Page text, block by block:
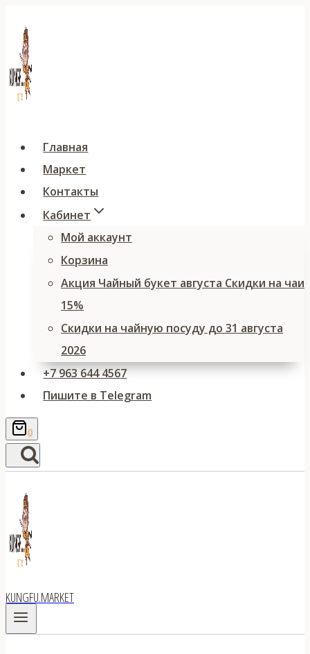
содержимому
Главная
Маркет
Контакты
Кабинет
Мой аккаунт
Корзина
Акция Чайный букет августа Скидки на чаи
15%
Скидки на чайную посуду до 31 августа
2026
+7 963 644 4567
Пишите в Telegram
0
KUNGFU.MARKET